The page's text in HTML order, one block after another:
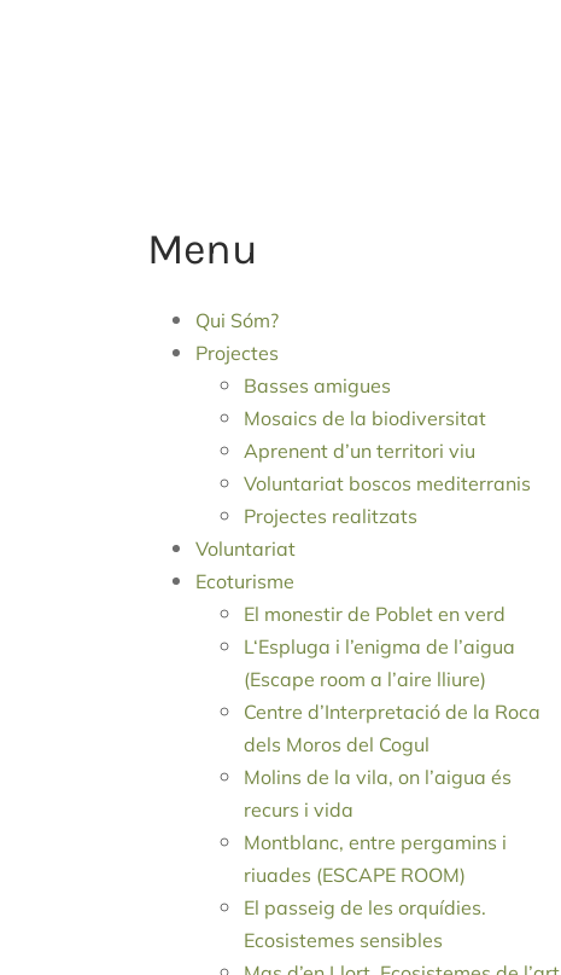
Menu
Qui Sóm?
Projectes
Basses amigues
Mosaics de la biodiversitat
Aprenent d’un territori viu
Voluntariat boscos mediterranis
Projectes realitzats
Voluntariat
Ecoturisme
El monestir de Poblet en verd
L‘Espluga i l’enigma de l’aigua
(Escape room a l’aire lliure)
Centre d’Interpretació de la Roca
dels Moros del Cogul
Molins de la vila, on l’aigua és
recurs i vida
Montblanc, entre pergamins i
riuades (ESCAPE ROOM)
El passeig de les orquídies.
Ecosistemes sensibles